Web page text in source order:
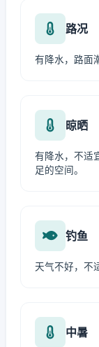
路况
有降水，路面
晾晒
有降水，不适
足的空间。
钓鱼
天气不好，不
中暑